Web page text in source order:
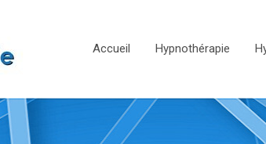
Accueil Hypnothérapie